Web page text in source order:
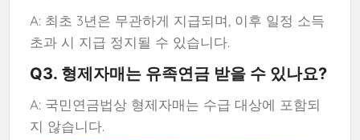
A: 최초 3년은 무관하게 지급되며, 이후 일정 소득
초과 시 지급 정지될 수 있습니다.
Q3. 형제자매는 유족연금 받을 수 있나요?
A: 국민연금법상 형제자매는 수급 대상에 포함되
지 않습니다.